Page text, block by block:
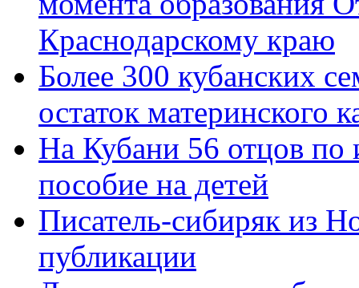
Краснодарскому краю
Более 300 кубанских
остаток материнского
На Кубани 56 отцов по
пособие на детей
Писатель-сибиряк из
публикации